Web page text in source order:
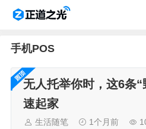
手机POS
无人托举你时，这6条
速起家
生活随笔 1个月前